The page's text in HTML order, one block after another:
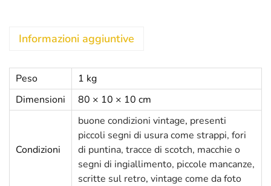
Informazioni aggiuntive
Peso
1 kg
Dimensioni
80 × 10 × 10 cm
Condizioni
buone condizioni vintage, presenti
piccoli segni di usura come strappi, fori
di puntina, tracce di scotch, macchie o
segni di ingiallimento, piccole mancanze,
scritte sul retro, vintage come da foto